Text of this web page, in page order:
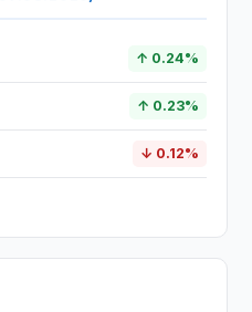
↑ 0.24%
↑ 0.23%
↓ 0.12%